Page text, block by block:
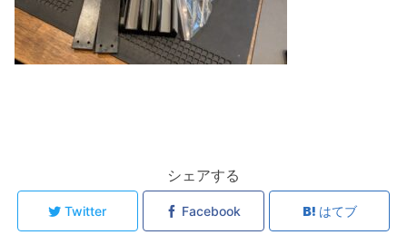
シェアする
Twitter Facebook はてブ